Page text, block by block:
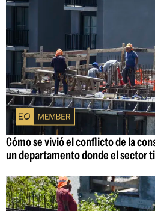
Cómo se vivió el conflicto de la
un departamento donde el sector